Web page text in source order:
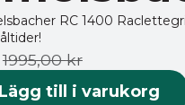
RC 1400
1995,00kr
Lägg till i varukorg